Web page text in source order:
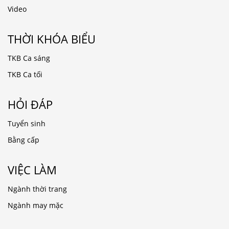
Video
THỜI KHÓA BIỂU
TKB Ca sáng
TKB Ca tối
HỎI ĐÁP
Tuyển sinh
Bằng cấp
VIỆC LÀM
Ngành thời trang
Ngành may mặc